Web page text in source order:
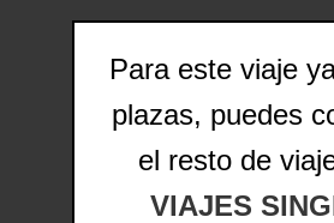
Para este viaje
plazas, puedes
el resto de
VIAJES